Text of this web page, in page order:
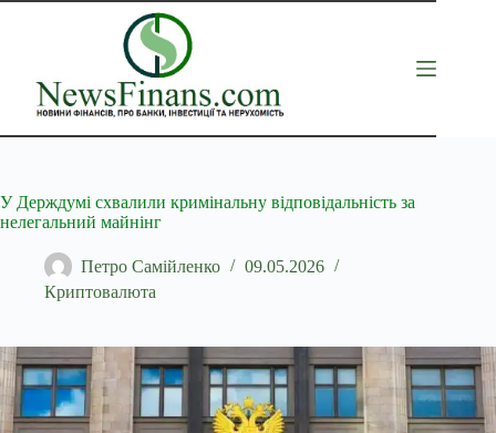
Перейти
У Держдумі схвалили кримінальну відповідальність за
нелегальний майнінг
Петро Самійленко
09.05.2026
Криптовалюта